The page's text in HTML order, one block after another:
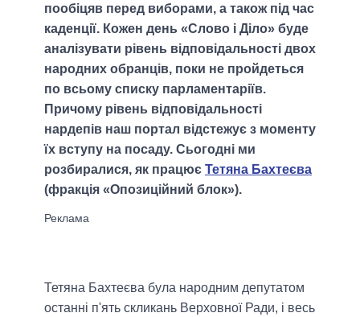
пообіцяв перед виборами, а також під час
каденції. Кожен день «Слово і Діло» буде
аналізувати рівень відповідальності двох
народних обранців, поки не пройдеться
по всьому списку парламентаріїв.
Причому рівень відповідальності
нардепів наш портал відстежує з моменту
їх вступу на посаду. Сьогодні ми
розбиралися, як працює Тетяна Бахтеєва
(фракція «Опозиційний блок»).
Тетяна Бахтеєва була народним депутатом
останні п'ять скликань Верховної Ради, і весь